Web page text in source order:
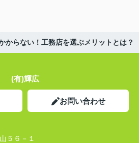
からない！工務店を選ぶメリットとは？
(有)輝広
お問い合わせ
５６－１